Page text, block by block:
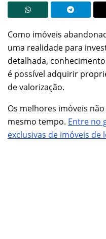
Como imóveis
uma realidade para
detalhada,
é possível adquirir
de valorização.
Os melhores imóveis
mesmo tempo. Entre no
exclusivas de imóveis de